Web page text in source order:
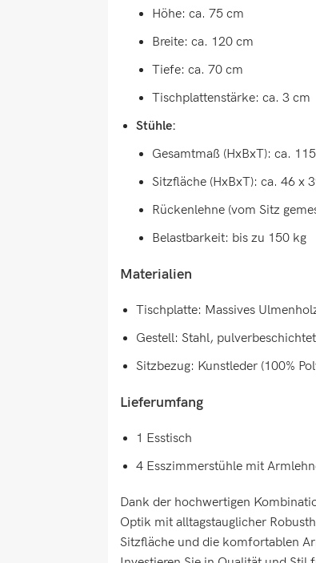
Höhe: ca. 75 cm
Breite: ca. 120 cm
Tiefe: ca. 70 cm
Tischplattenstärke: ca. 3 cm
Stühle:
Gesamtmaß (HxBxT): ca.
Sitzfläche (HxBxT): ca. 46 x
Rückenlehne (vom Sitz
Belastbarkeit: bis zu 150 kg
Materialien
Tischplatte: Massives
Gestell: Stahl, pulverbeschichtet
Sitzbezug: Kunstleder (100%
Lieferumfang
1 Esstisch
4 Esszimmerstühle mit
Dank der hochwertigen
Optik mit alltagstauglicher
Sitzfläche und die komfortablen